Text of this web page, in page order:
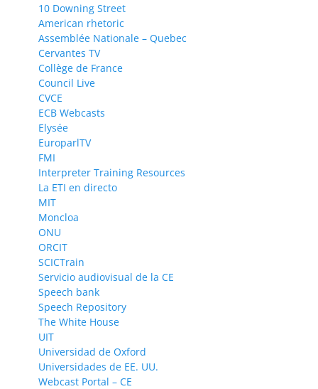
10 Downing Street
American rhetoric
Assemblée Nationale – Quebec
Cervantes TV
Collège de France
Council Live
CVCE
ECB Webcasts
Elysée
EuroparlTV
FMI
Interpreter Training Resources
La ETI en directo
MIT
Moncloa
ONU
ORCIT
SCICTrain
Servicio audiovisual de la CE
Speech bank
Speech Repository
The White House
UIT
Universidad de Oxford
Universidades de EE. UU.
Webcast Portal – CE